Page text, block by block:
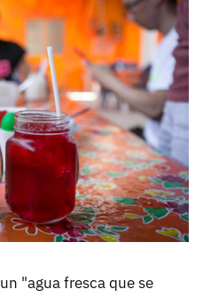
un "agua fresca que se